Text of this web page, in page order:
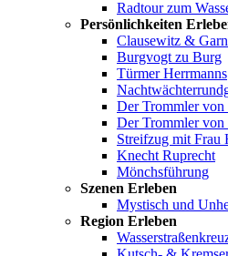
Radtour zum
Persönlichkeiten
Clausewitz &
Burgvogt zu Burg
Türmer Herrmanns
Der Trommler
Der Trommler
Streifzug mit Frau
Knecht Ruprecht
Mönchsführung
Szenen Erleben
Mystisch und
Region Erleben